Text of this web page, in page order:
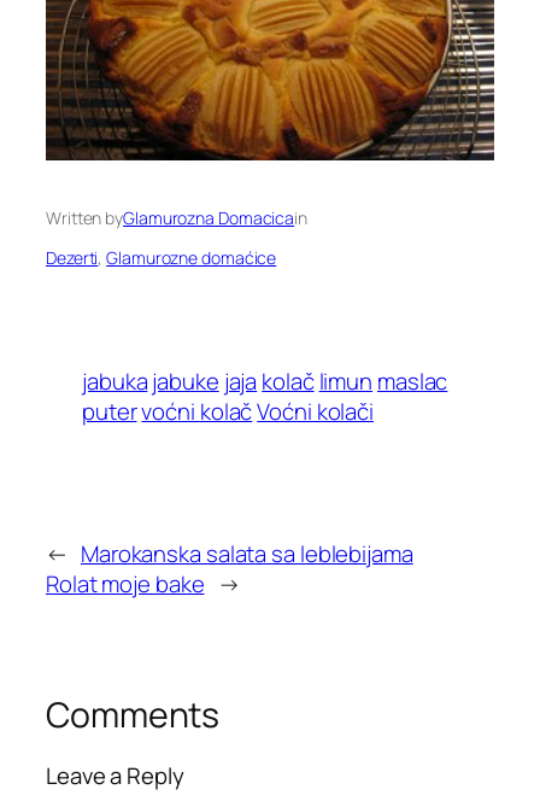
Written byGlamurozna Domacicain
Dezerti, Glamurozne domaćice
jabukajabuke jaja kolač limun maslac
putervoćni kolačVoćni kolači
← Marokanska salata sa leblebijama
Rolat moje bake →
Comments
Leave a Reply